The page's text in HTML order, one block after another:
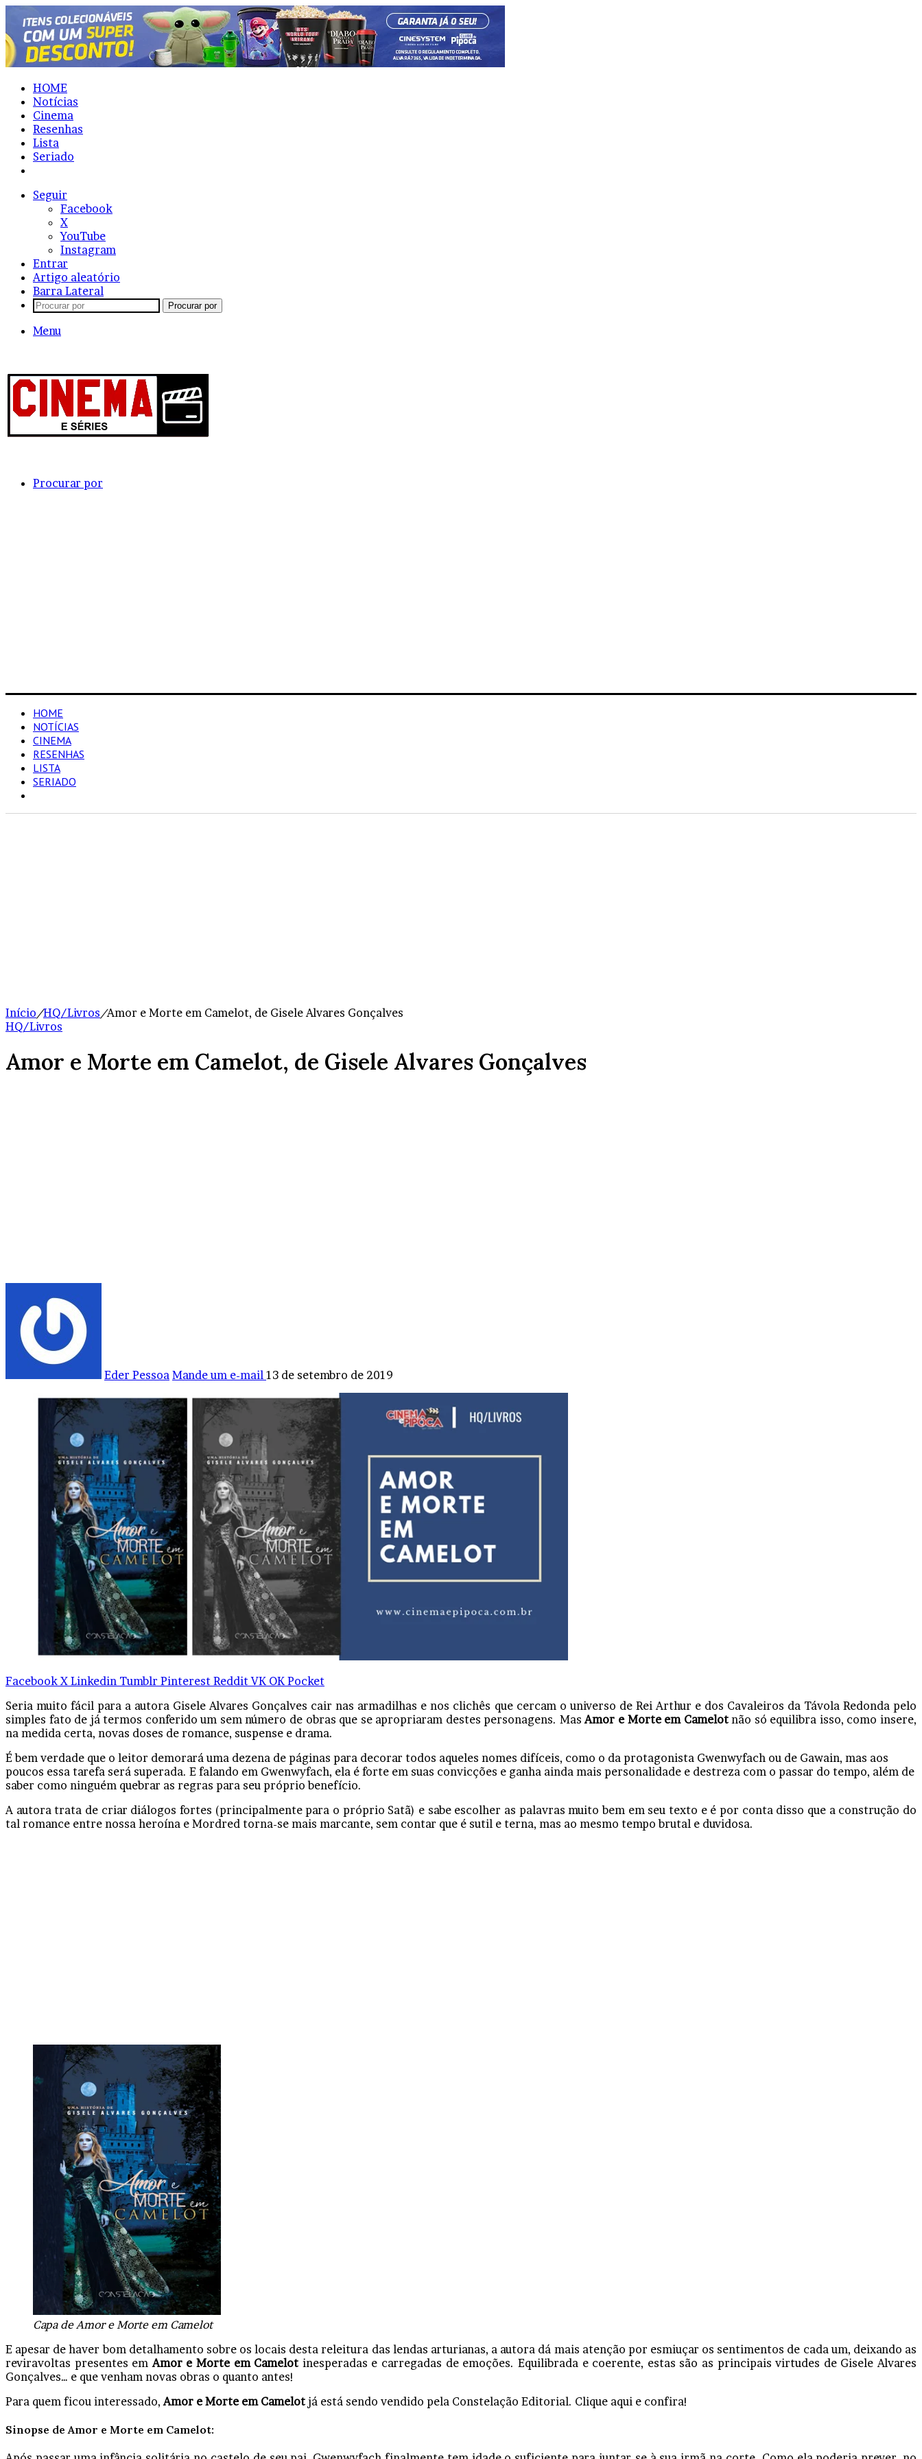
HOME
Notícias
Cinema
Resenhas
Lista
Seriado
Seguir
Facebook
X
YouTube
Instagram
Entrar
Artigo aleatório
Barra Lateral
Procurar por
Menu
Procurar por
HOME
NOTÍCIAS
CINEMA
RESENHAS
LISTA
SERIADO
Início/HQ/Livros/Amor e Morte em Camelot, de Gisele Alvares Gonçalves
HQ/Livros
Amor e Morte em Camelot, de Gisele Alvares Gonçalves
Eder Pessoa Mande um e-mail 13 de setembro de 2019
Facebook X Linkedin Tumblr Pinterest Reddit VK OK Pocket
Seria muito fácil para a autora Gisele Alvares Gonçalves cair nas armadilhas e nos clichês que cercam o universo de Rei Arthur e dos Cavaleiros da Távola Redonda pelo
simples fato de já termos conferido um sem número de obras que se apropriaram destes personagens. MasAmor e Morte em Camelotnão só equilibra isso, como insere,
na medida certa, novas doses de romance, suspense e drama.
É bem verdade que o leitor demorará uma dezena de páginas para decorar todos aqueles nomes difíceis, como o da protagonista Gwenwyfach ou de Gawain, mas aos
poucos essa tarefa será superada. E falando em Gwenwyfach, ela é forte em suas convicções e ganha ainda mais personalidade e destreza com o passar do tempo, além de
saber como ninguém quebrar as regras para seu próprio benefício.
A autora trata de criar diálogos fortes (principalmente para o próprio Satã) e sabe escolher as palavras muito bem em seu texto e é por conta disso que a construção do
tal romance entre nossa heroína e Mordred torna-se mais marcante, sem contar que é sutil e terna, mas ao mesmo tempo brutal e duvidosa.
Capa de Amor e Morte em Camelot
E apesar de haver bom detalhamento sobre os locais desta releitura das lendas arturianas, a autora dá mais atenção por esmiuçar os sentimentos de cada um, deixando as
reviravoltas presentes em Amor e Morte em Camelot inesperadas e carregadas de emoções. Equilibrada e coerente, estas são as principais virtudes de Gisele Alvares
Gonçalves… e que venham novas obras o quanto antes!
Para quem ficou interessado, Amor e Morte em Camelot já está sendo vendido pela Constelação Editorial. Clique aqui e confira!
Sinopse deAmor e Morte em Camelot: